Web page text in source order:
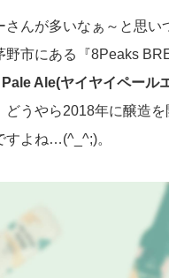
んが多いなぁ～と思
市にある『8Peaks
Ale(ヤイヤイペール
うやら2018年に醸造
すよね…(^_^;)。